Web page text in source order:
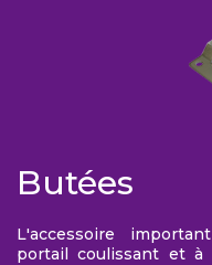
Butées
L'accessoire
portail coulissant et